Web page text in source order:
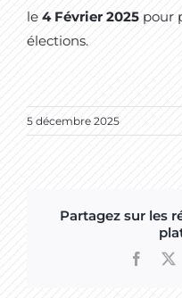
le 4 Février 2025pour
élections.
5 décembre 2025
Partagez sur les